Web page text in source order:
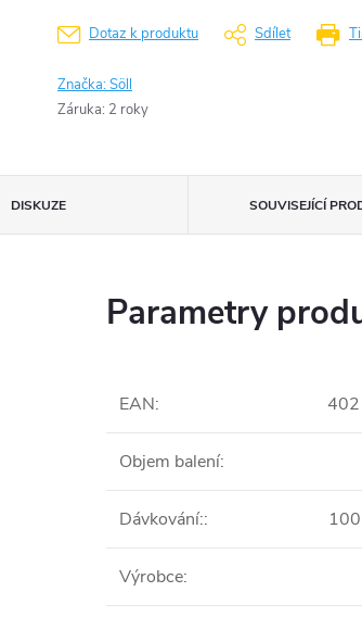
Dotaz k produktu Sdílet
Značka:Söll
Záruka: 2 roky
DISKUZE SOUVISEJÍCÍ
Parametry
EAN:
Objem balení:
Dávkování::
Výrobce: